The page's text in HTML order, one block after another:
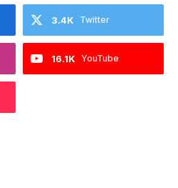
Twitter
3.4K
YouTube
16.1K